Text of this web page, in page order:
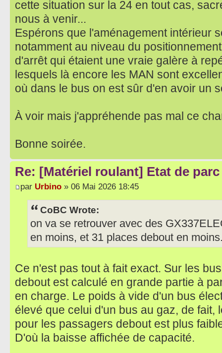
cette situation sur la 24 en tout cas,
nous à venir...
Espérons que l'aménagement intérieur
notamment au niveau du
d'arrêt qui étaient une vraie galère à
lesquels là encore les MAN sont
où dans le bus on est sûr d'en avoir un
À voir mais j'appréhende pas mal ce
Bonne soirée.
Re: [Matériel roulant] Etat de
par Urbino » 06 Mai 2026 18:45
CoBC Wrote:
on va se retrouver avec des
en moins, et 31 places debout en
Ce n'est pas tout à fait exact. Sur les
debout est calculé en grande partie à
en charge. Le poids à vide d'un bus
élevé que celui d'un bus au gaz, de fait,
pour les passagers debout est plus
D'où la baisse affichée de capacité.